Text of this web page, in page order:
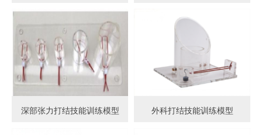
深部张力打结技能训练模型 外科打结技能训练模型